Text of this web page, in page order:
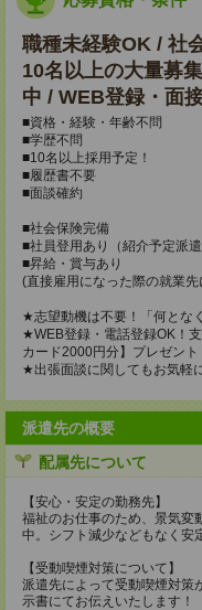
職種未経験OK / 社
10名以上の大量募
中 / WEB登録・面
■資格・経験・年齢不問
■学歴不問
■10名以上採用予定！
■履歴書不要
■面談確約
■社会保険完備
■社員登用あり（紹介予定派遣
■昇給・賞与あり
(直接雇用になった際の就業先
★志望動機は不要！「何とな
★WEB登録・電話登録OK！
カード2000円分】プレゼント
★出張面談に関してもお気軽
派遣先の概要
配属先について
【安心・安定の勤務先】
福祉のお仕事のため、景気変
中。シフト減少などもなく安
【受動喫煙対策について】
派遣先によって受動喫煙対策
示書にてお伝えいたします！